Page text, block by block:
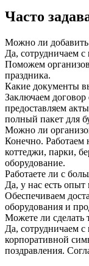
Часто
Можно ли добавить
Да, сотрудничаем
Поможем
праздника.
Какие документы
Заключаем
предоставляем
полный пакет для
Можно ли
Конечно. Работаем
коттеджи, парки,
оборудование.
Работаете ли с
Да, у нас есть
Обеспечиваем
оборудования и
Можете ли сделать
Да, сотрудничаем
корпоративной
поздравления.